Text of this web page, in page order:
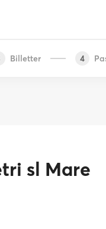
Billetter 4
sl Mare